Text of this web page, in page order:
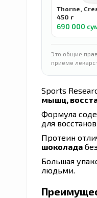
Thorne,
450 г
690 000
Это общие
приёме
Sports
мышц,
Формула
для
Протеин
шоколада
Большая
людьми.